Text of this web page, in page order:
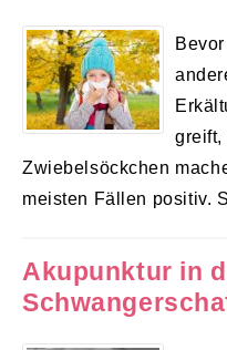
greift,
Zwiebelsöckchen
meisten Fällen positiv.
Akupunktur in